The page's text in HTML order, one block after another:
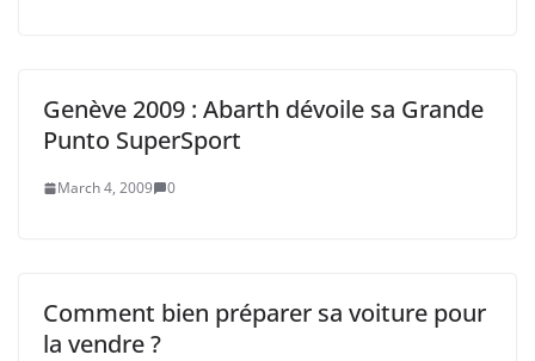
Genève 2009 : Abarth dévoile sa Grande
Punto SuperSport
March 4, 2009 0
Comment bien préparer sa voiture pour
la vendre ?